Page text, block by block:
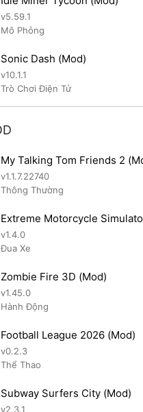
v5.59.1
Mô Phỏng
Sonic Dash (Mod)
v10.1.1
Trò Chơi Điện Tử
My Talking Tom Friends 2
v1.1.7.22740
Thông Thường
Extreme Motorcycle
v1.4.0
Đua Xe
Zombie Fire 3D (Mod)
v1.45.0
Hành Động
Football League 2026 (Mod)
v0.2.3
Thể Thao
Subway Surfers City (Mod)
v2.3.1